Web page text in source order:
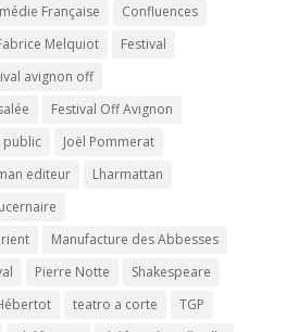
Française
Confluences
Melquiot
Festival
avignon off
Festival Off Avignon
public
Joël Pommerat
editeur
Lharmattan
Manufacture des Abbesses
Pierre Notte
Shakespeare
teatro a corte
TGP